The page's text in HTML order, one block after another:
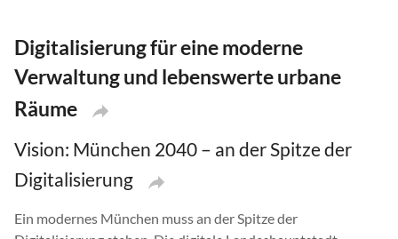
Digitalisierung für eine moderne
Verwaltung und lebenswerte urbane
Räume
Vision: München 2040 – an der Spitze der
Digitalisierung
Ein modernes München muss an der Spitze der